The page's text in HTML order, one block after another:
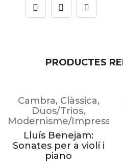
PRODUCTES
Cambra, Clàssica,
Duos/Trios,
Modernisme/
Lluís Benejam:
Sonates per a violí i
piano